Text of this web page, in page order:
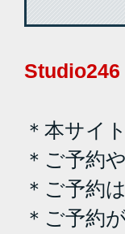
Studio246
＊本サイ
＊ご予約
＊ご予約
＊ご予約